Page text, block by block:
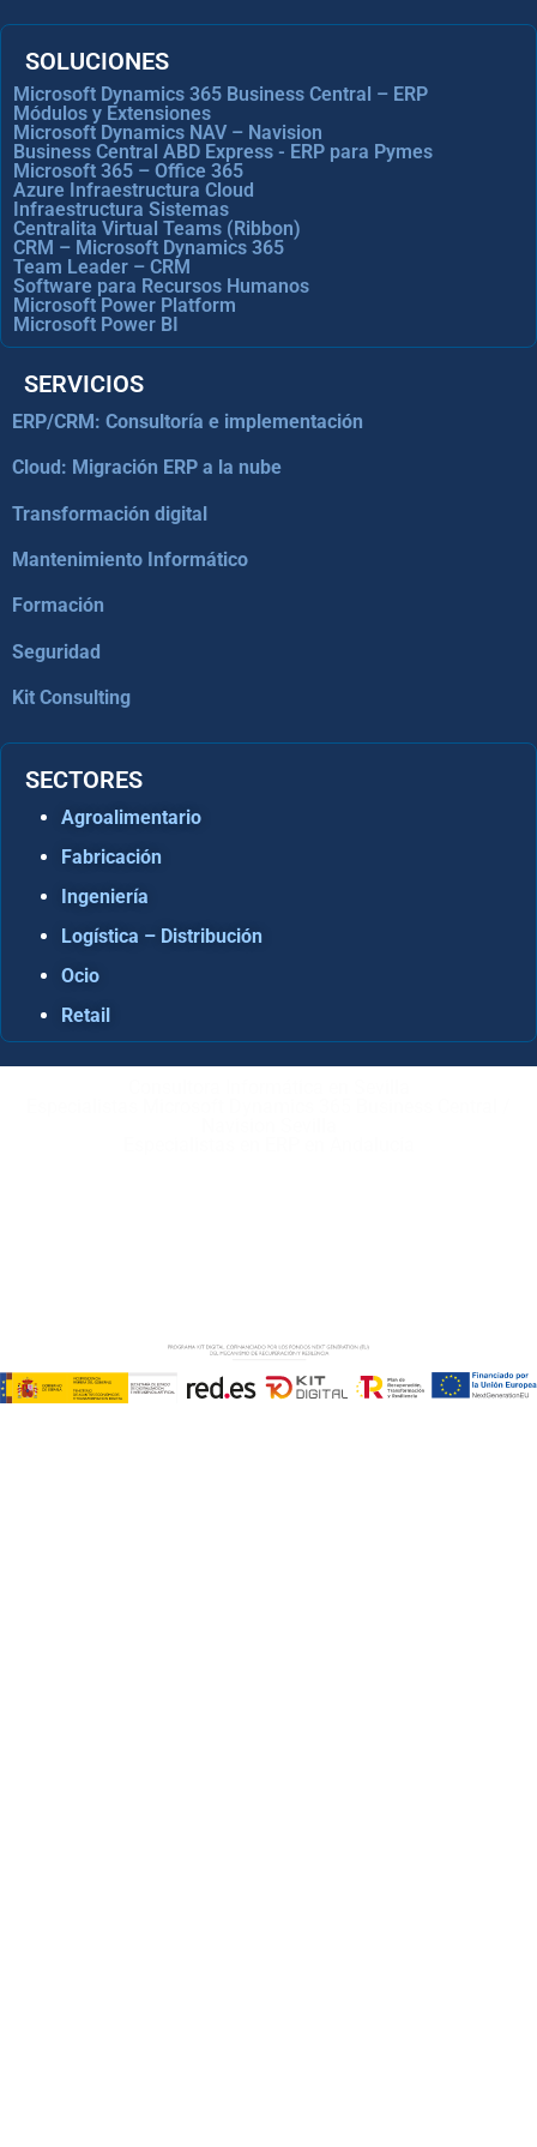
SOLUCIONES
Microsoft Dynamics 365 Business Central – ERP
Módulos y Extensiones
Microsoft Dynamics NAV – Navision
Business Central ABD Express - ERP para Pymes
Microsoft 365 – Office 365
Azure Infraestructura Cloud
Infraestructura Sistemas
Centralita Virtual Teams (Ribbon)
CRM – Microsoft Dynamics 365
Team Leader – CRM
Software para Recursos Humanos
Microsoft Power Platform
Microsoft Power BI
SERVICIOS
ERP/CRM: Consultoría e implementación
Cloud: Migración ERP a la nube
Transformación digital
Mantenimiento Informático
Formación
Seguridad
Kit Consulting
SECTORES
Agroalimentario
Fabricación
Ingeniería
Logística – Distribución
Ocio
Retail